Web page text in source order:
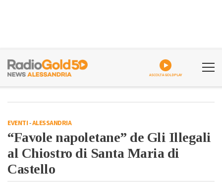
ASCOLTA GOLDPLAY
EVENTI-ALESSANDRIA
“Favole napoletane” de Gli Illegali
al Chiostro di Santa Maria di
Castello